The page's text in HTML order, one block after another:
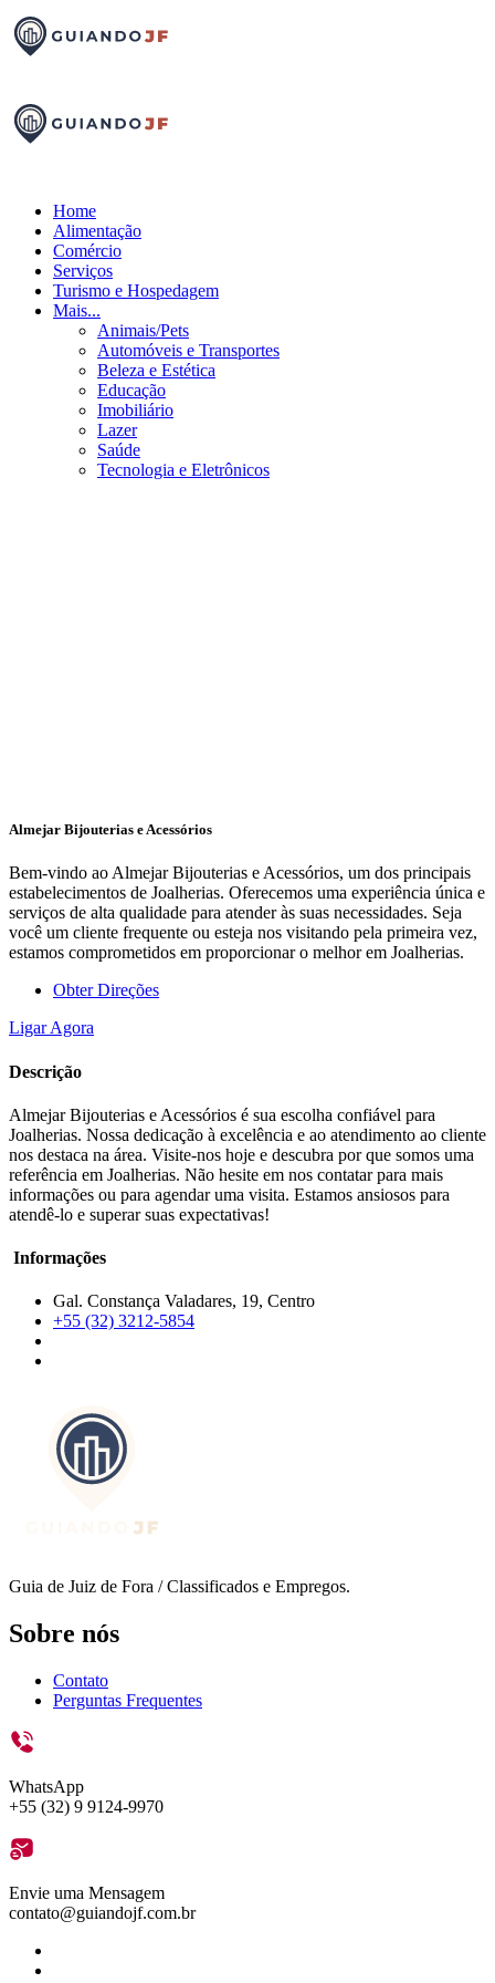
Home
Alimentação
Comércio
Serviços
Turismo e Hospedagem
Mais...
Animais/Pets
Automóveis e Transportes
Beleza e Estética
Educação
Imobiliário
Lazer
Saúde
Tecnologia e Eletrônicos
Almejar Bijouterias e Acessórios
Bem-vindo ao Almejar Bijouterias e Acessórios, um dos principais
estabelecimentos de Joalherias. Oferecemos uma experiência única e
serviços de alta qualidade para atender às suas necessidades. Seja
você um cliente frequente ou esteja nos visitando pela primeira vez,
estamos comprometidos em proporcionar o melhor em Joalherias.
Obter Direções
Ligar Agora
Descrição
Almejar Bijouterias e Acessórios é sua escolha confiável para
Joalherias. Nossa dedicação à excelência e ao atendimento ao cliente
nos destaca na área. Visite-nos hoje e descubra por que somos uma
referência em Joalherias. Não hesite em nos contatar para mais
informações ou para agendar uma visita. Estamos ansiosos para
atendê-lo e superar suas expectativas!
Informações
Gal. Constança Valadares, 19, Centro
+55 (32) 3212-5854
Guia de Juiz de Fora / Classificados e Empregos.
Sobre nós
Contato
Perguntas Frequentes
WhatsApp
+55 (32) 9 9124-9970
Envie uma Mensagem
contato@guiandojf.com.br